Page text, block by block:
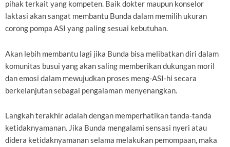
pihak terkait yang kompeten. Baik dokter maupun konselor
laktasi akan sangat membantu Bunda dalam memilih ukuran
corong pompa ASI yang paling sesuai kebutuhan.
Akan lebih membantu lagi jika Bunda bisa melibatkan diri dalam
komunitas busui yang akan saling memberikan dukungan moril
dan emosi dalam mewujudkan proses meng-ASI-hi secara
berkelanjutan sebagai pengalaman menyenangkan.
Langkah terakhir adalah dengan memperhatikan tanda-tanda
ketidaknyamanan. Jika Bunda mengalami sensasi nyeri atau
didera ketidaknyamanan selama melakukan pemompaan, maka